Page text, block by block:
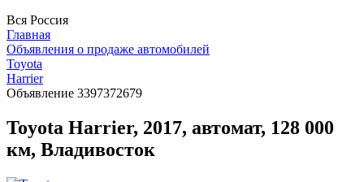
Вся Россия
Главная
Объявления о продаже автомобилей
Toyota
Harrier
Объявление 3397372679
Toyota Harrier, 2017, автомат, 128 000
км, Владивосток